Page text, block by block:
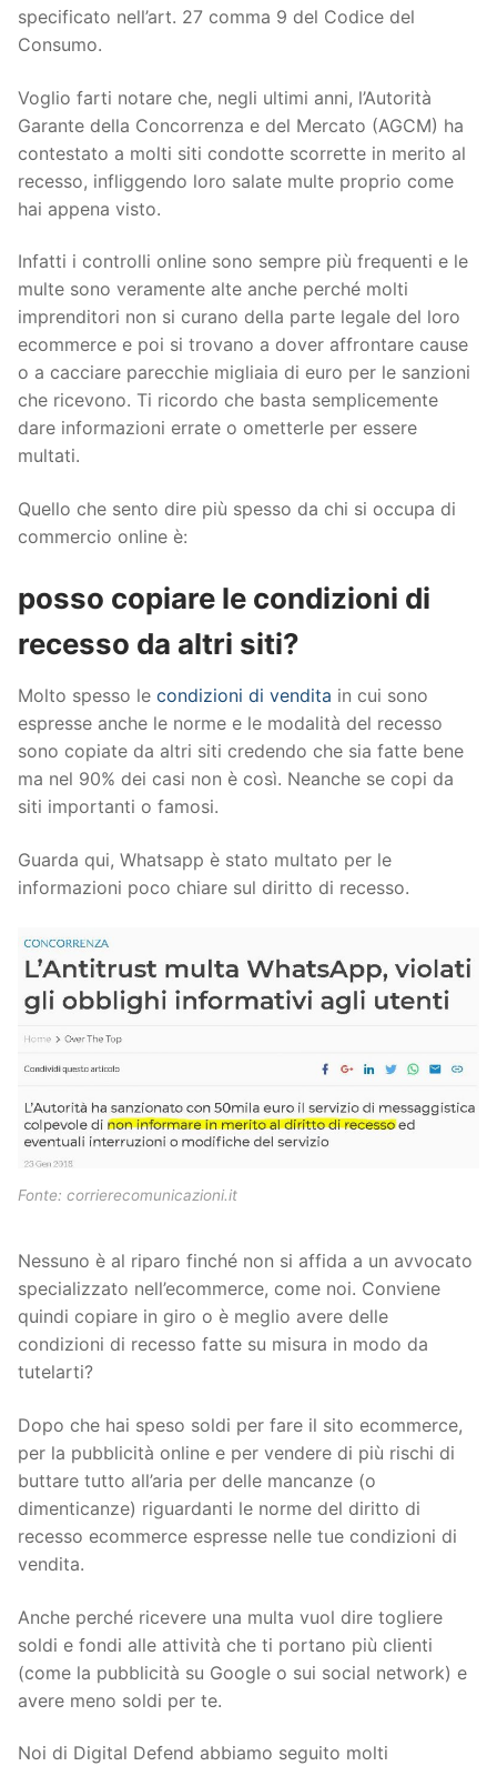
specificato nell’art. 27 comma 9 del Codice del
Consumo.
Voglio farti notare che, negli ultimi anni, l’Autorità
Garante della Concorrenza e del Mercato (AGCM) ha
contestato a molti siti condotte scorrette in merito al
recesso, infliggendo loro salate multe proprio come
hai appena visto.
Infatti i controlli online sono sempre più frequenti e le
multe sono veramente alte anche perché molti
imprenditori non si curano della parte legale del loro
ecommerce e poi si trovano a dover affrontare cause
o a cacciare parecchie migliaia di euro per le sanzioni
che ricevono. Ti ricordo che basta semplicemente
dare informazioni errate o ometterle per essere
multati.
Quello che sento dire più spesso da chi si occupa di
commercio online è:
posso copiare le condizioni di
recesso da altri siti?
Molto spesso le condizioni di vendita in cui sono
espresse anche le norme e le modalità del recesso
sono copiate da altri siti credendo che sia fatte bene
ma nel 90% dei casi non è così. Neanche se copi da
siti importanti o famosi.
Guarda qui, Whatsapp è stato multato per le
informazioni poco chiare sul diritto di recesso.
Fonte: corrierecomunicazioni.it
Nessuno è al riparo finché non si affida a un avvocato
specializzato nell’ecommerce, come noi. Conviene
quindi copiare in giro o è meglio avere delle
condizioni di recesso fatte su misura in modo da
tutelarti?
Dopo che hai speso soldi per fare il sito ecommerce,
per la pubblicità online e per vendere di più rischi di
buttare tutto all’aria per delle mancanze (o
dimenticanze) riguardanti le norme del diritto di
recesso ecommerce espresse nelle tue condizioni di
vendita.
Anche perché ricevere una multa vuol dire togliere
soldi e fondi alle attività che ti portano più clienti
(come la pubblicità su Google o sui social network) e
avere meno soldi per te.
Noi di Digital Defend abbiamo seguito molti